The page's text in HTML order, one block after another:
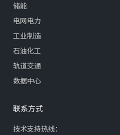
储能
电网电力
工业制造
石油化工
轨道交通
数据中心
联系方式
技术支持热线：